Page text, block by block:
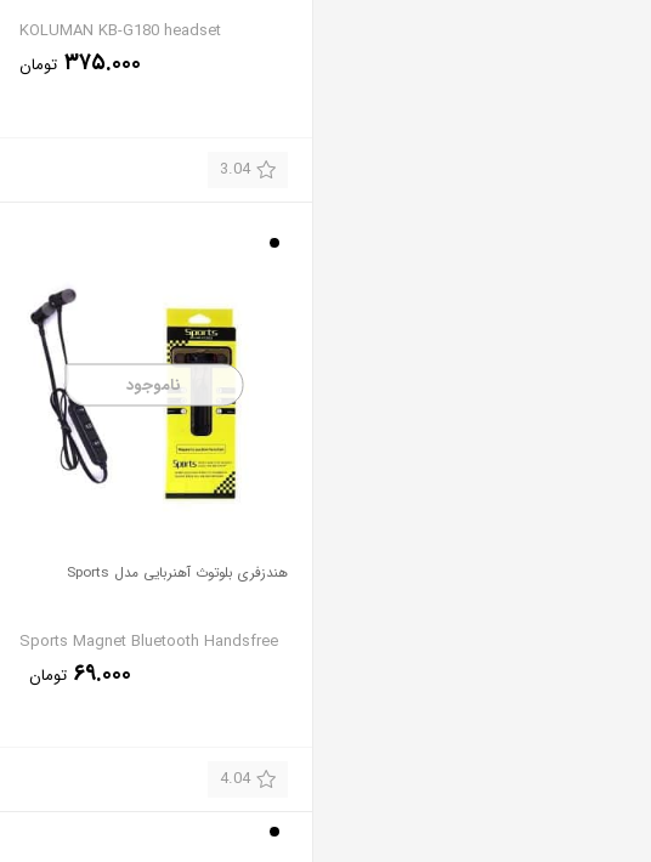
KOLUMAN KB-G180 headset
3.04
۳۷۵.۰۰۰ تومان
ناموجود
هندزفری بلوتوث آهنربایی مدل Sports
Sports Magnet Bluetooth Handsfree
4.04
۶۹.۰۰۰ تومان